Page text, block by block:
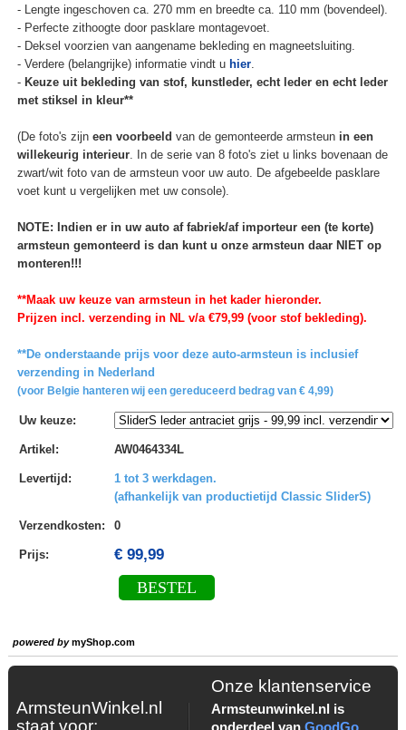
- Lengte ingeschoven ca. 270 mm en breedte ca. 110 mm (bovendeel).
- Perfecte zithoogte door pasklare montagevoet.
- Deksel voorzien van aangename bekleding en magneetsluiting.
- Verdere (belangrijke) informatie vindt u hier.
- Keuze uit bekleding van stof, kunstleder, echt leder en echt leder
met stiksel in kleur**
(De foto's zijn een voorbeeld van de gemonteerde armsteun in een
willekeurig interieur. In de serie van 8 foto's ziet u links bovenaan de
zwart/wit foto van de armsteun voor uw auto. De afgebeelde pasklare
voet kunt u vergelijken met uw console).
NOTE: Indien er in uw auto af fabriek/af importeur een (te korte)
armsteun gemonteerd is dan kunt u onze armsteun daar NIET op
monteren!!!
**Maak uw keuze van armsteun in het kader hieronder.
Prijzen incl. verzending in NL v/a €79,99 (voor stof bekleding).
**De onderstaande prijs voor deze auto-armsteun is inclusief
verzending in Nederland
(voor Belgie hanteren wij een gereduceerd bedrag van € 4,99)
Uw keuze:
Artikel : AW0464334L
Levertijd :
1 tot 3 werkdagen.
(afhankelijk van productietijd Classic SliderS)
Verzendkosten: 0
Prijs: € 99,99
BESTEL
powered bymyShop.com
ArmsteunWinkel.nl
staat voor:
Onze klantenservice
Armsteunwinkel.nl is